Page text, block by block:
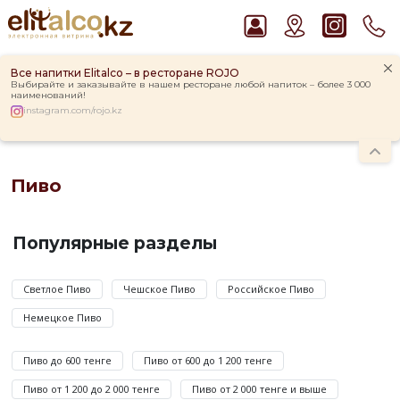
Все напитки Elitalco – в ресторане ROJO
Выбирайте и заказывайте в нашем ресторане любой напиток – более 3 000
наименований!
instagram.com/rojo.kz
Пиво Guinness Draught 4,2% Can
Водка Smirnoff Red Vodka 37,5%
Пиво
слабоалкогольный
крепостью
от
2
градусов,
Популярные разделы
Светлое Пиво Чешское Пиво Российское Пиво
Немецкое Пиво
Пиво до 600 тенге Пиво от 600 до 1 200 тенге
Пиво от 1 200 до 2 000 тенге Пиво от 2 000 тенге и выше